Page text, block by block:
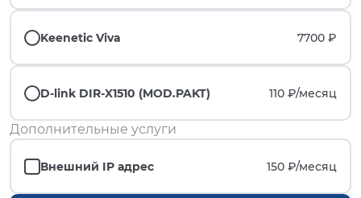
Keenetic Viva 7700 ₽
D-link DIR-X1510 (MOD.PAKT) 110 ₽/месяц
Дополнительные услуги
Внешний IP адрес 150 ₽/месяц